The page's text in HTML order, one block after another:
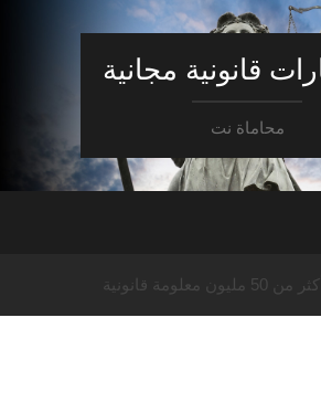
قانونية مجانية
محاماة نت
قانونية